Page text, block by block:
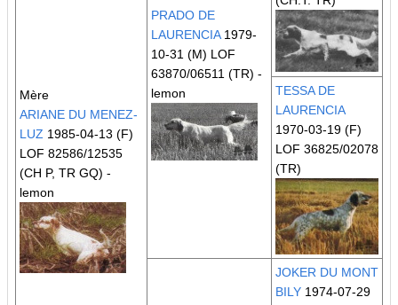
Mère
ARIANE DU MENEZ-
LUZ 1985-04-13 (F)
LOF 82586/12535
(CH P, TR GQ) -
lemon
PRADO DE
LAURENCIA1979-
10-31 (M) LOF
63870/06511 (TR) -
lemon
TESSA DE
LAURENCIA
1970-03-19 (F)
LOF 36825/02078
(TR)
JOKER DU MONT
BILY 1974-07-29